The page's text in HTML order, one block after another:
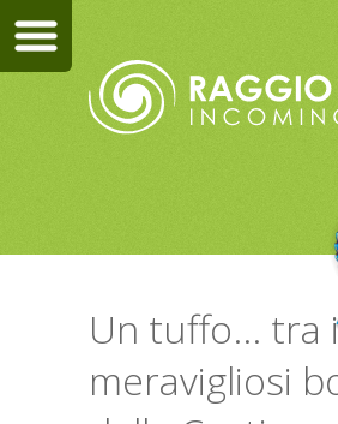
Un tuffo... tra i
meravigliosi